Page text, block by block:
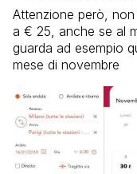
Attenzione però,
a € 25, anche se al
guarda ad esempio
mese di novembre